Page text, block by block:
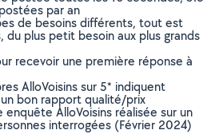
par an
de besoins différents, tout est
du plus petit besoin aux plus grands
recevoir une première réponse à
AlloVoisins sur 5* indiquent
un bon rapport qualité/prix
enquête AlloVoisins réalisée sur un
interrogées (Février 2024)